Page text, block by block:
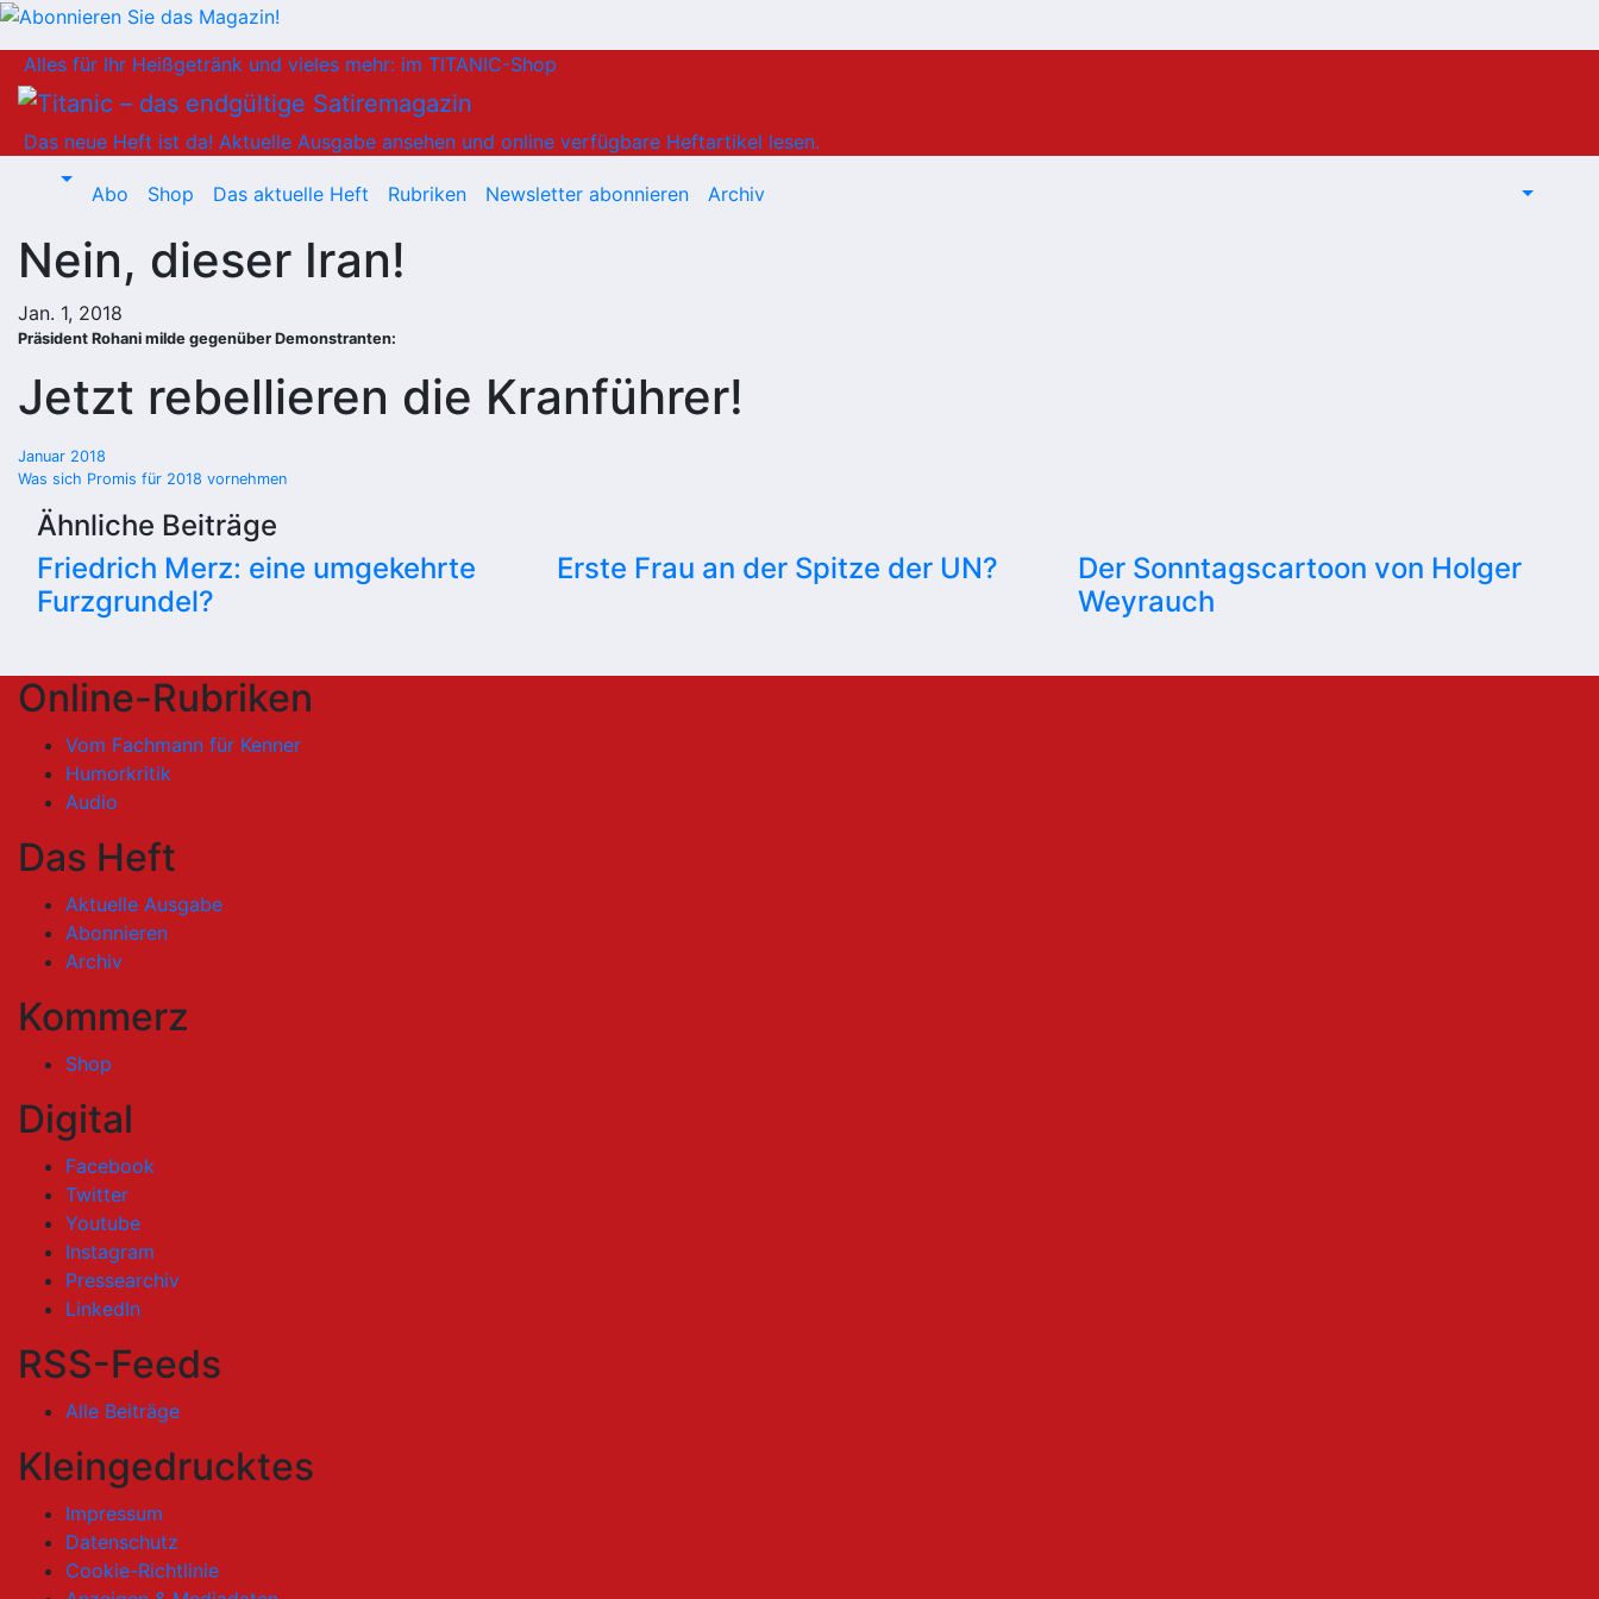
Inhalt
springen
Alles für Ihr Heißgetränk und vieles mehr: im TITANIC-Shop
Das neue Heft ist da! Aktuelle Ausgabe ansehen und online verfügbare Heftartikel lesen.
Abo Shop Das aktuelle Heft Rubriken Newsletter abonnieren Archiv
Nein, dieser Iran!
Jan. 1, 2018
Präsident Rohani milde gegenüber Demonstranten:
Jetzt rebellieren die Kranführer!
Beitragsnavigation
Januar 2018
Was sich Promis für 2018 vornehmen
Ähnliche Beiträge
Friedrich Merz: eine umgekehrte
Furzgrundel?
Erste Frau an der Spitze der UN?
Der Sonntagscartoon von Holger
Weyrauch
Online-Rubriken
Vom Fachmann für Kenner
Humorkritik
Audio
Das Heft
Aktuelle Ausgabe
Abonnieren
Archiv
Kommerz
Shop
Digital
Facebook
Twitter
Youtube
Instagram
Pressearchiv
LinkedIn
RSS-Feeds
Alle Beiträge
Kleingedrucktes
Impressum
Datenschutz
Cookie-Richtlinie